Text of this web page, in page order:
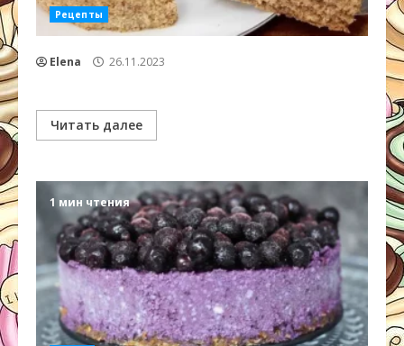
Рецепты
Elena 26.11.2023
Читать далее
1 мин чтения